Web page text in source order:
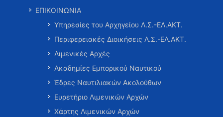
ΕΠΙΚΟΙΝΩΝΙΑ
Υπηρεσίες του Αρχηγείου Λ.Σ.-ΕΛ.ΑΚΤ.
Περιφερειακές Διοικήσεις Λ.Σ.-ΕΛ.ΑΚΤ.
Λιμενικές Αρχές
Ακαδημίες Εμπορικού Ναυτικού
Έδρες Ναυτιλιακών Ακολούθων
Ευρετήριο Λιμενικών Αρχών
Χάρτης Λιμενικών Αρχών